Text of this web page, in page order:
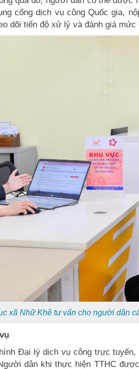
cổng dịch vụ công Quốc gia,
dõi tiến độ xử lý và đánh giá mức
xã Nhữ Khê tư vấn cho người dân
Đại lý dịch vụ công trực
dân khi thực hiện TTHC